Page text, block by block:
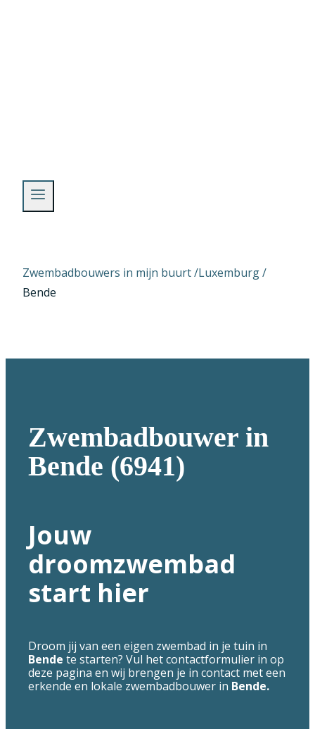
Zwembadbouwers in mijn buurt /Luxemburg/
Bende
Zwembadbouwer in
Bende (6941)
Jouw
droomzwembad
start hier
Droom jij van een eigen zwembad in je tuin in
Bende te starten? Vul het contactformulier in op
deze pagina en wij brengen je in contact met een
erkende en lokale zwembadbouwer in Bende.